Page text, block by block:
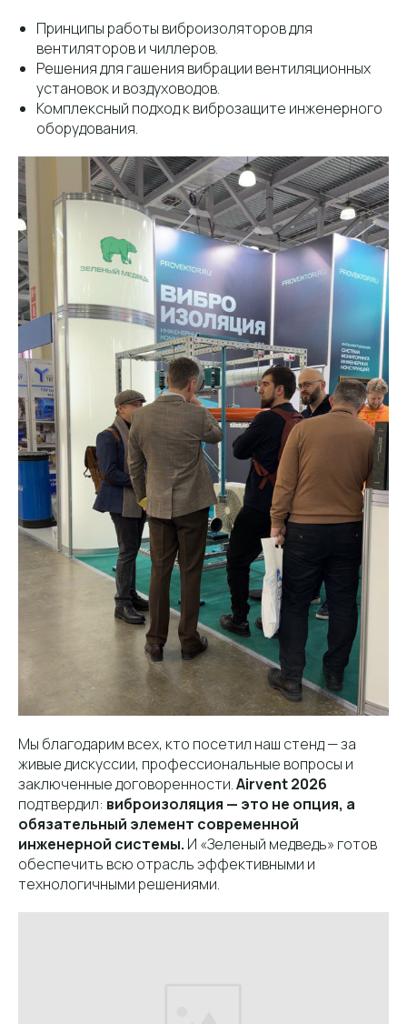
Принципы работы виброизоляторов для
вентиляторов и чиллеров.
Решения для гашения вибрации вентиляционных
установок и воздуховодов.
Комплексный подход к виброзащите инженерного
оборудования.
Мы благодарим всех, кто посетил наш стенд — за
живые дискуссии, профессиональные вопросы и
заключенные договоренности.Airvent 2026
подтвердил: виброизоляция — это не опция, а
обязательный элемент современной
инженерной системы. И «Зеленый медведь» готов
обеспечить всю отрасль эффективными и
технологичными решениями.